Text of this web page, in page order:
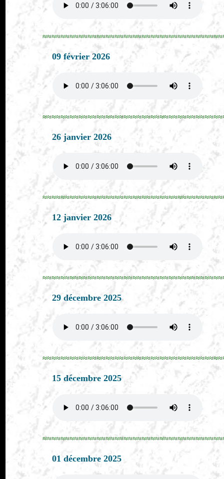
09 février 2026
26 janvier 2026
12 janvier 2026
29 décembre 2025
15 décembre 2025
01 décembre 2025